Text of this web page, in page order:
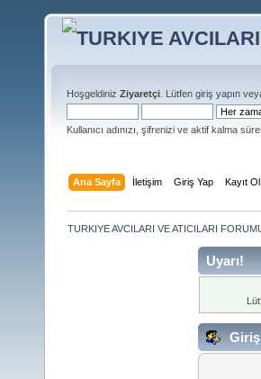
Hoşgeldiniz Ziyaretçi . Lütfen giriş yapın
Kullanıcı adınızı, şifrenizi ve aktif kalma
Ana Sayfa İletişim Giriş Yap Kayıt Ol
TURKIYE AVCILARI VE ATICILARI
Uyarı!